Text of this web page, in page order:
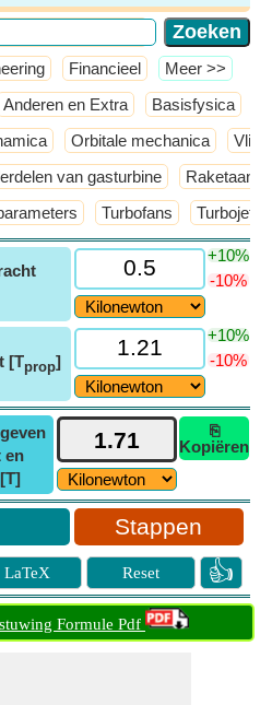
Financieel ​Meer >>
Anderen en Extra Basisfysica
Orbitale mechanica
van gasturbine
Turbofans Turbojets
+10%
-10%
[Tprop]
+10%
-10%
en
⎘
Kopiëren
Stappen
LaTeX Reset 👍
Formule Pdf